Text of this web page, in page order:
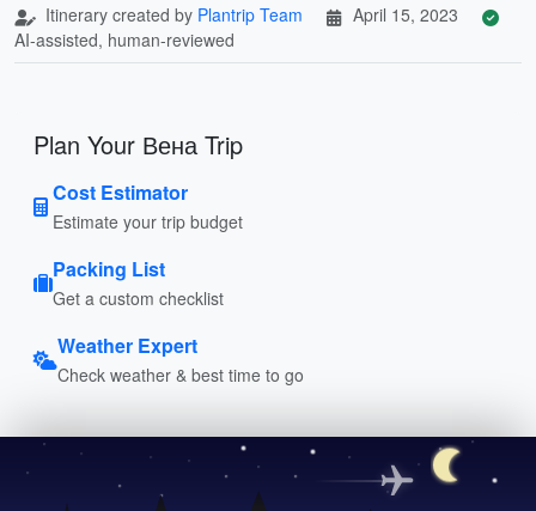
Itinerary created by Plantrip Team
April 15, 2023
AI-assisted, human-reviewed
Plan Your Вена Trip
Cost Estimator
Estimate your trip budget
Packing List
Get a custom checklist
Weather Expert
Check weather & best time to go